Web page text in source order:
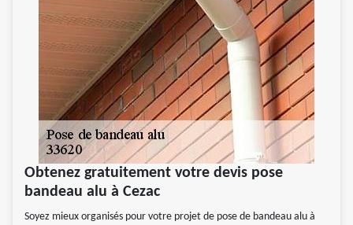
Obtenez gratuitement votre devis pose
bandeau alu à Cezac
Soyez mieux organisés pour votre projet de pose de bandeau alu à